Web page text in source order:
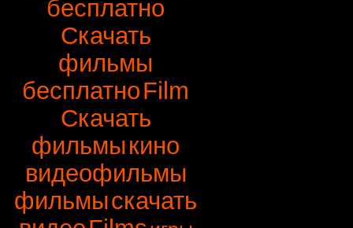
бесплатно
Скачать
фильмы
бесплатноFilm
Скачать
фильмыкино
видеофильмы
фильмыскачать